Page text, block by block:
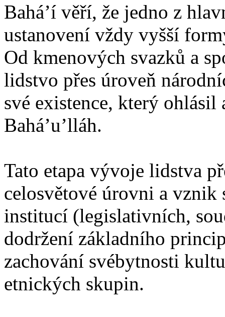
Bahá’í věří, že jedno z
ustanovení vždy vyšší
Od kmenových svazků a
lidstvo přes úroveň
své existence, který
Bahá’u’lláh.
Tato etapa vývoje lidstva
celosvětové úrovni a vznik
institucí (legislativních,
dodržení základního
zachování svébytnosti
etnických skupin.